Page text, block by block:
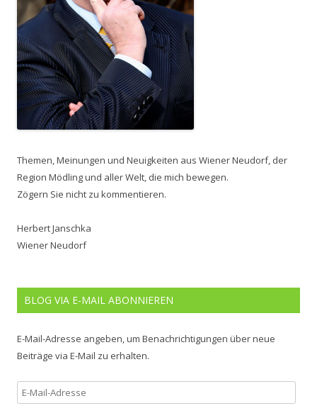
Themen, Meinungen und Neuigkeiten aus Wiener Neudorf, der
Region Mödling und aller Welt, die mich bewegen.
Zögern Sie nicht zu kommentieren.
Herbert Janschka
Wiener Neudorf
BLOG VIA E-MAIL ABONNIEREN
E-Mail-Adresse angeben, um Benachrichtigungen über neue
Beiträge via E-Mail zu erhalten.
E-
Mail-